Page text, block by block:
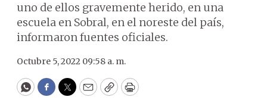
uno de ellos gravemente herido, en una
escuela en Sobral, en el noreste del país,
informaron fuentes oficiales.
Octubre 5, 2022 09:58 a. m.
WhatsApp
Facebook
Twitter
EmailCopyPrint